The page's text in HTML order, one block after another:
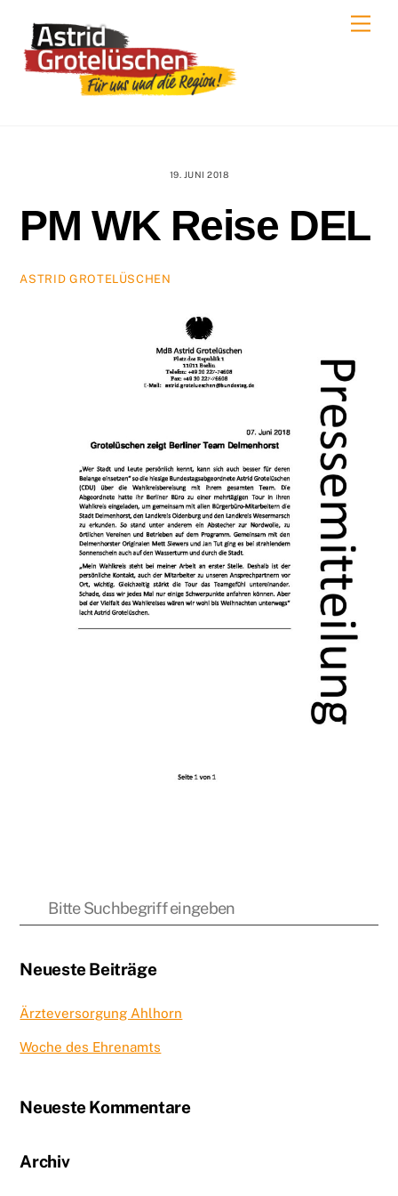
content
19. JUNI 2018
PM WK Reise DEL
ASTRID GROTELÜSCHEN
Neueste Beiträge
Ärzteversorgung Ahlhorn
Woche des Ehrenamts
Neueste Kommentare
Archiv